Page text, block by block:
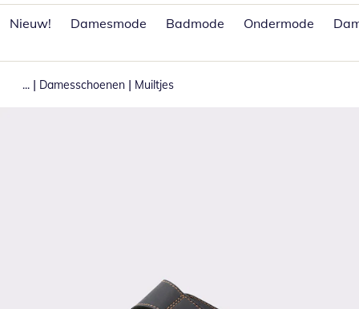
Nieuw!
Damesmode Badmode Ondermode
... | Damesschoenen | Muiltjes